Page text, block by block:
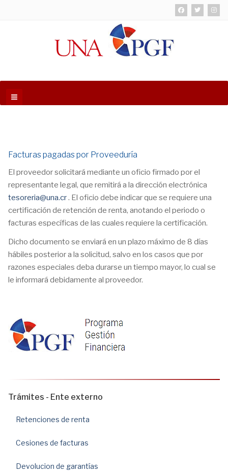
Facturas pagadas por Proveeduría
El proveedor solicitará mediante un oficio firmado por el
representante legal, que remitirá a la dirección electrónica
tesoreria@una.cr. El oficio debe indicar que se requiere una
certificación de retención de renta, anotando el periodo o
facturas específicas de las cuales requiere la certificación.
Dicho documento se enviará en un plazo máximo de 8 días
hábiles posterior a la solicitud, salvo en los casos que por
razones especiales deba durarse un tiempo mayor, lo cual se
le informará debidamente al proveedor.
Trámites - Ente externo
Retenciones de renta
Cesiones de facturas
Devolucion de garantías